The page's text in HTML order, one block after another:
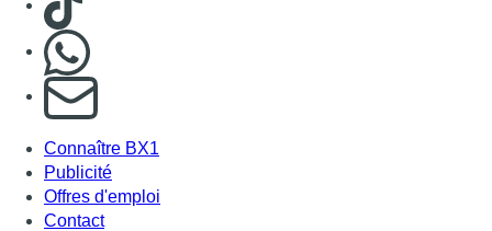
S'abonner à notre newsletter
Connaître BX1
Publicité
Offres d'emploi
Contact